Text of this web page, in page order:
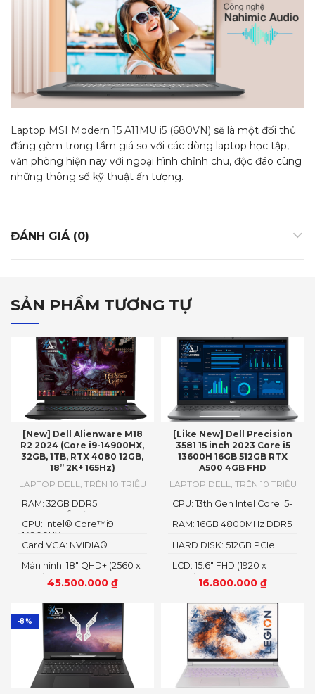
Laptop MSI Modern 15 A11MU i5 (680VN) sẽ là một đối thủ
đáng gờm trong tầm giá so với các dòng laptop học tập,
văn phòng hiện nay với ngoại hình chỉnh chu, độc đáo cùng
những thông số kỹ thuật ấn tượng.
ĐÁNH GIÁ (0)
SẢN PHẨM TƯƠNG TỰ
[New] Dell Alienware M18
R2 2024 (Core i9-14900HX,
32GB, 1TB, RTX 4080 12GB,
18” 2K+ 165Hz)
LAPTOP DELL
TRÊN 10 TRIỆU
45.500.000 ₫
Màn hình: 18" QHD+ (2560 x
1600)
Card VGA: NVIDIA®
GDDR6
CPU: Intel® Core™i9
14900HX
RAM: 32GB DDR5
4800MHzỔ cứng1TB PCIe
Gen4 M.2 SSD
[Like New] Dell Precision
3581 15 inch 2023 Core i5
13600H 16GB 512GB RTX
A500 4GB FHD
LAPTOP DELL
TRÊN 10 TRIỆU
16.800.000 ₫
LCD: 15.6" FHD (1920 x
1080)
HARD DISK: 512GB PCIe
RAM: 16GB 4800MHz DDR5
CPU: 13th Gen Intel Core i5-
-8%